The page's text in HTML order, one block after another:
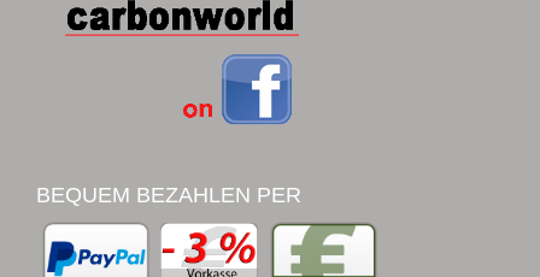
BEQUEM BEZAHLEN PER